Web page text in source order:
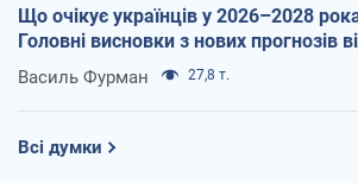
Що очікує українців у 2026–2028
Головні висновки з нових прогнозів
Василь Фурман 27,8 т.
Всі думки